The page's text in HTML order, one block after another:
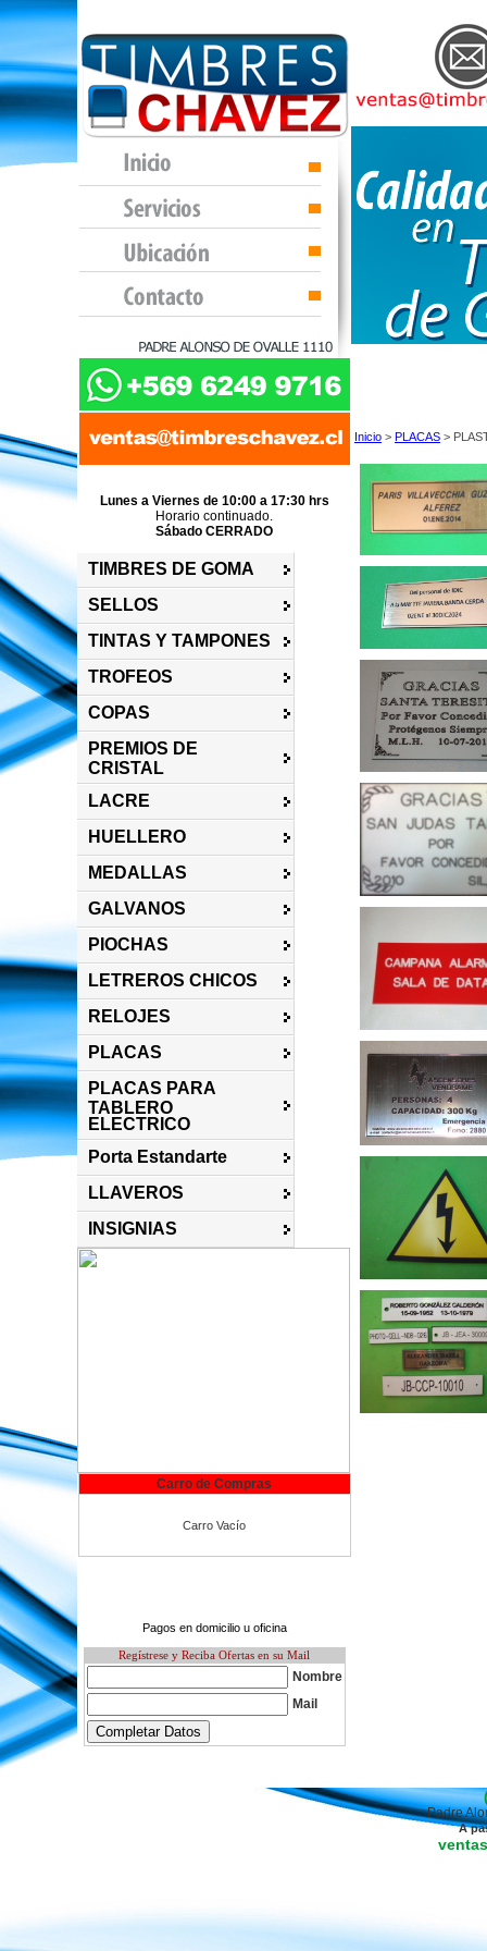
Lunes a Viernes de 10:00 a 17:30 hrs
Horario continuado.
Sábado CERRADO
TIMBRES DE GOMA
SELLOS
TINTAS Y TAMPONES
TROFEOS
COPAS
PREMIOS DE
CRISTAL
LACRE
HUELLERO
MEDALLAS
GALVANOS
PIOCHAS
LETREROS CHICOS
RELOJES
PLACAS
PLACAS PARA
TABLERO
ELECTRICO
Porta Estandarte
LLAVEROS
INSIGNIAS
Carro de Compras
Carro Vacío
Pagos en domicilio u oficina
Regístrese y Reciba Ofertas en su Mail
Nombre
Mail
Inicio > PLACAS >
Padre
A